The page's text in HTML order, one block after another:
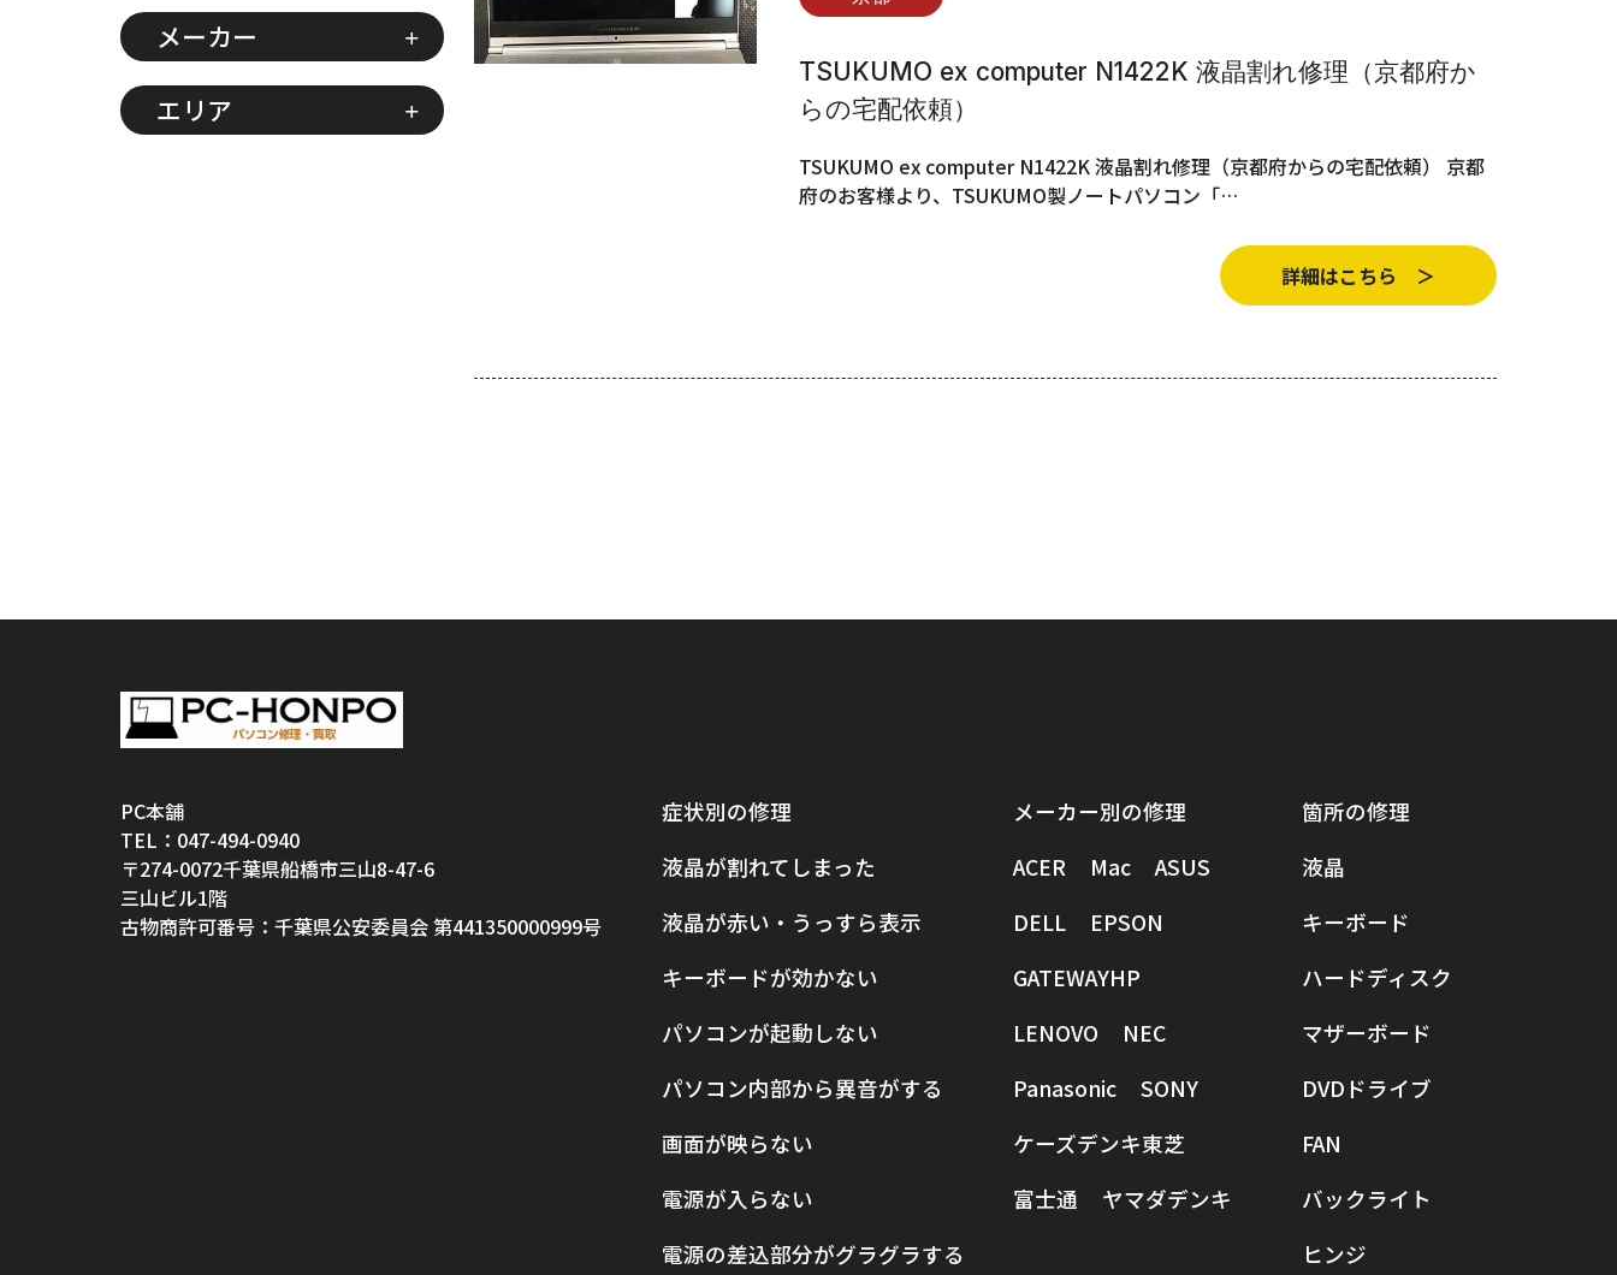
TSUKUMO ex computer N1422K 液晶割れ修理（京都府か
らの宅配依頼）
TSUKUMO ex computer N1422K 液晶割れ修理（京都府からの宅配依頼） 京都
府のお客様より、TSUKUMO製ノートパソコン「…
詳細はこちら ＞
メーカー
エリア
PC本舗
TEL：047-494-0940
〒274-0072千葉県船橋市三山8-47-6
三山ビル1階
古物商許可番号：千葉県公安委員会 第441350000999号
症状別の修理
液晶が割れてしまった
液晶が赤い・うっすら表示
キーボードが効かない
パソコンが起動しない
パソコン内部から異音がする
画面が映らない
電源が入らない
電源の差込部分がグラグラする
メーカー別の修理
ACER
Mac
ASUS
DELL
EPSON
GATEWAYHP
LENOVO
NEC
Panasonic
SONY
ケーズデンキ東芝
富士通
ヤマダデンキ
箇所の修理
液晶
キーボード
ハードディスク
マザーボード
DVDドライブ
FAN
バックライト
ヒンジ